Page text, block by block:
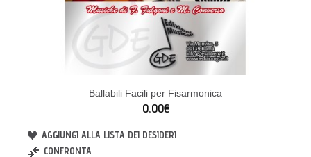
Ballabili Facili per Fisarmonica
0,00€
AGGIUNGI ALLA LISTA DEI DESIDERI
CONFRONTA